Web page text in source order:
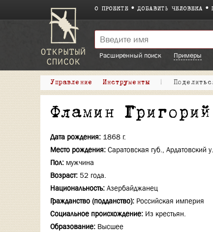
О ПРОЕКТЕ ДОБАВИТЬ ЧЕЛОВЕКА
Расширенный поиск
Примеры
Управление Инструменты |
Фламин
Дата рождения: 1868 г.
Место рождения: Саратовская губ., Ардатовский у.
Пол: мужчина
Возраст: 52 года.
Национальность: Азербайджанец
Гражданство (подданство): Российская империя
Социальное происхождение: Из крестьян.
Образование: Высшее